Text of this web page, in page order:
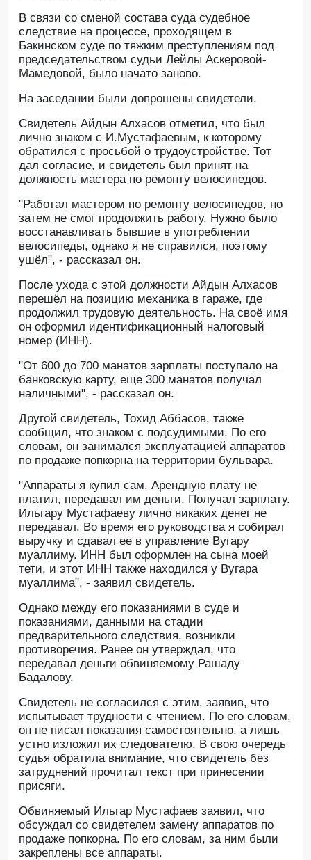
В связи со сменой состава суда судебное
следствие на процессе, проходящем в
Бакинском суде по тяжким преступлениям под
председательством судьи Лейлы Аскеровой-
Мамедовой, было начато заново.
На заседании были допрошены свидетели.
Свидетель Айдын Алхасов отметил, что был
лично знаком с И.Мустафаевым, к которому
обратился с просьбой о трудоустройстве. Тот
дал согласие, и свидетель был принят на
должность мастера по ремонту велосипедов.
"Работал мастером по ремонту велосипедов, но
затем не смог продолжить работу. Нужно было
восстанавливать бывшие в употреблении
велосипеды, однако я не справился, поэтому
ушёл", - рассказал он.
После ухода с этой должности Айдын Алхасов
перешёл на позицию механика в гараже, где
продолжил трудовую деятельность. На своё имя
он оформил идентификационный налоговый
номер (ИНН).
"От 600 до 700 манатов зарплаты поступало на
банковскую карту, еще 300 манатов получал
наличными", - рассказал он.
Другой свидетель, Тохид Аббасов, также
сообщил, что знаком с подсудимыми. По его
словам, он занимался эксплуатацией аппаратов
по продаже попкорна на территории бульвара.
"Аппараты я купил сам. Арендную плату не
платил, передавал им деньги. Получал зарплату.
Ильгару Мустафаеву лично никаких денег не
передавал. Во время его руководства я собирал
выручку и сдавал ее в управление Вугару
муаллиму. ИНН был оформлен на сына моей
тети, и этот ИНН также находился у Вугара
муаллима", - заявил свидетель.
Однако между его показаниями в суде и
показаниями, данными на стадии
предварительного следствия, возникли
противоречия. Ранее он утверждал, что
передавал деньги обвиняемому Рашаду
Бадалову.
Свидетель не согласился с этим, заявив, что
испытывает трудности с чтением. По его словам,
он не писал показания самостоятельно, а лишь
устно изложил их следователю. В свою очередь
судья обратила внимание, что свидетель без
затруднений прочитал текст при принесении
присяги.
Обвиняемый Ильгар Мустафаев заявил, что
обсуждал со свидетелем замену аппаратов по
продаже попкорна. По его словам, за ним были
закреплены все аппараты.